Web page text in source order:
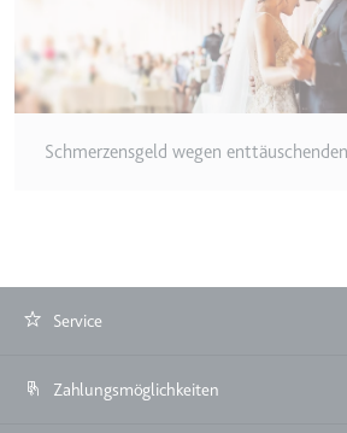
LAST_RESULT_ENTRY_KEY
Anbieter:
youtube.com
Zweck:
Wird verwendet, um
Schmerzensgeld wegen
Service
Zahlungsmöglichkeiten